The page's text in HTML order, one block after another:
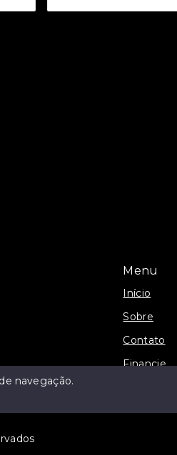
Menu
Início
Sobre
Contato
Financie
navegação.